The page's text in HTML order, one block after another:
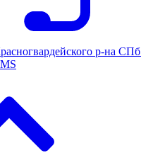
р-на СПб